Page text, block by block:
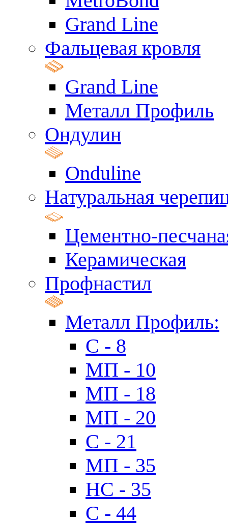
Grand Line
Фальцевая кровля
Grand Line
Металл Профиль
Ондулин
Onduline
Натуральная
Цементно-
Керамическая
Профнастил
Металл Профиль:
C - 8
МП - 10
МП - 18
МП - 20
C - 21
МП - 35
HC - 35
C - 44